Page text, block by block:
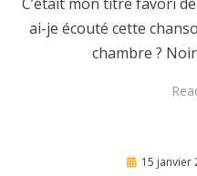
ai-je écouté cette
chambre ?
Posted
15 janvier